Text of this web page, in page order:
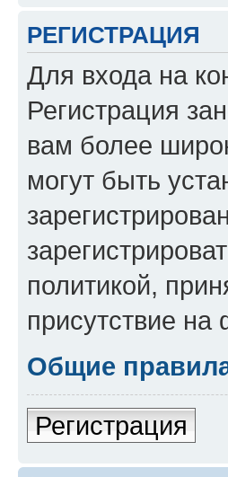
РЕГИСТРАЦИЯ
Для входа на
Регистрация
вам более
могут быть
политикой,
присутствие
Общие
Регистрация